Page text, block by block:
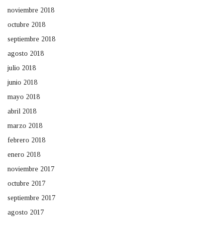
noviembre 2018
octubre 2018
septiembre 2018
agosto 2018
julio 2018
junio 2018
mayo 2018
abril 2018
marzo 2018
febrero 2018
enero 2018
noviembre 2017
octubre 2017
septiembre 2017
agosto 2017